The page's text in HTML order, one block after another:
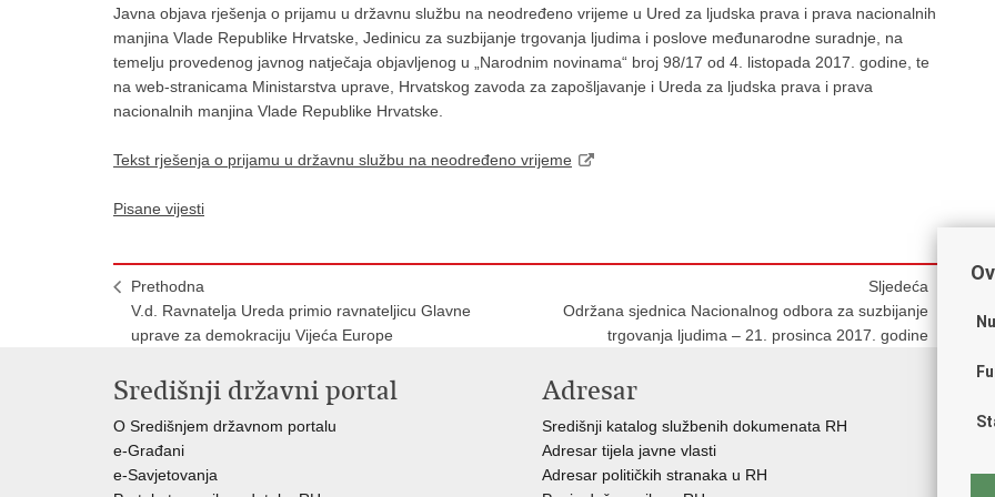
Javna objava rješenja o prijamu u državnu službu na neodređeno vrijeme u Ured za ljudska prava i prava nacionalnih
manjina Vlade Republike Hrvatske, Jedinicu za suzbijanje trgovanja ljudima i poslove međunarodne suradnje, na
temelju provedenog javnog natječaja objavljenog u „Narodnim novinama“ broj 98/17 od 4. listopada 2017. godine, te
na web-stranicama Ministarstva uprave, Hrvatskog zavoda za zapošljavanje i Ureda za ljudska prava i prava
nacionalnih manjina Vlade Republike Hrvatske.
Tekst rješenja o prijamu u državnu službu na neodređeno vrijeme
Pisane vijesti
Prethodna
V.d. Ravnatelja Ureda primio ravnateljicu Glavne
uprave za demokraciju Vijeća Europe
Sljedeća
Održana sjednica Nacionalnog odbora za suzbijanje
trgovanja ljudima – 21. prosinca 2017. godine
Središnji državni portal
O Središnjem državnom portalu
e-Građani
e-Savjetovanja
Adresar
Središnji katalog službenih dokumenata RH
Adresar tijela javne vlasti
Adresar političkih stranaka u RH